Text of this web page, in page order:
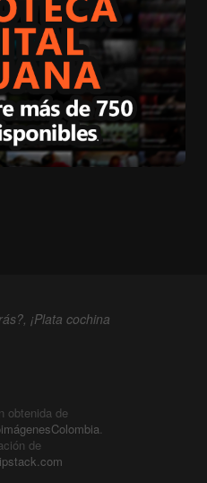
¡Plata cochina
obtenida de
.
de
ipstack.com